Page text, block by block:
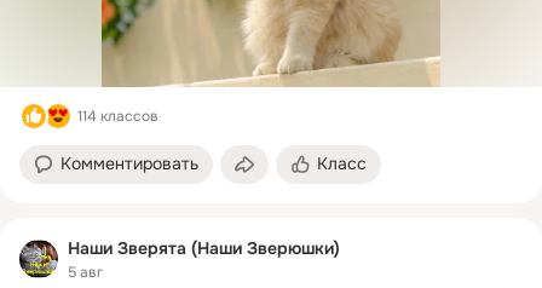
114 классов
Комментировать Класс
Наши Зверята (Наши Зверюшки)
5 авг